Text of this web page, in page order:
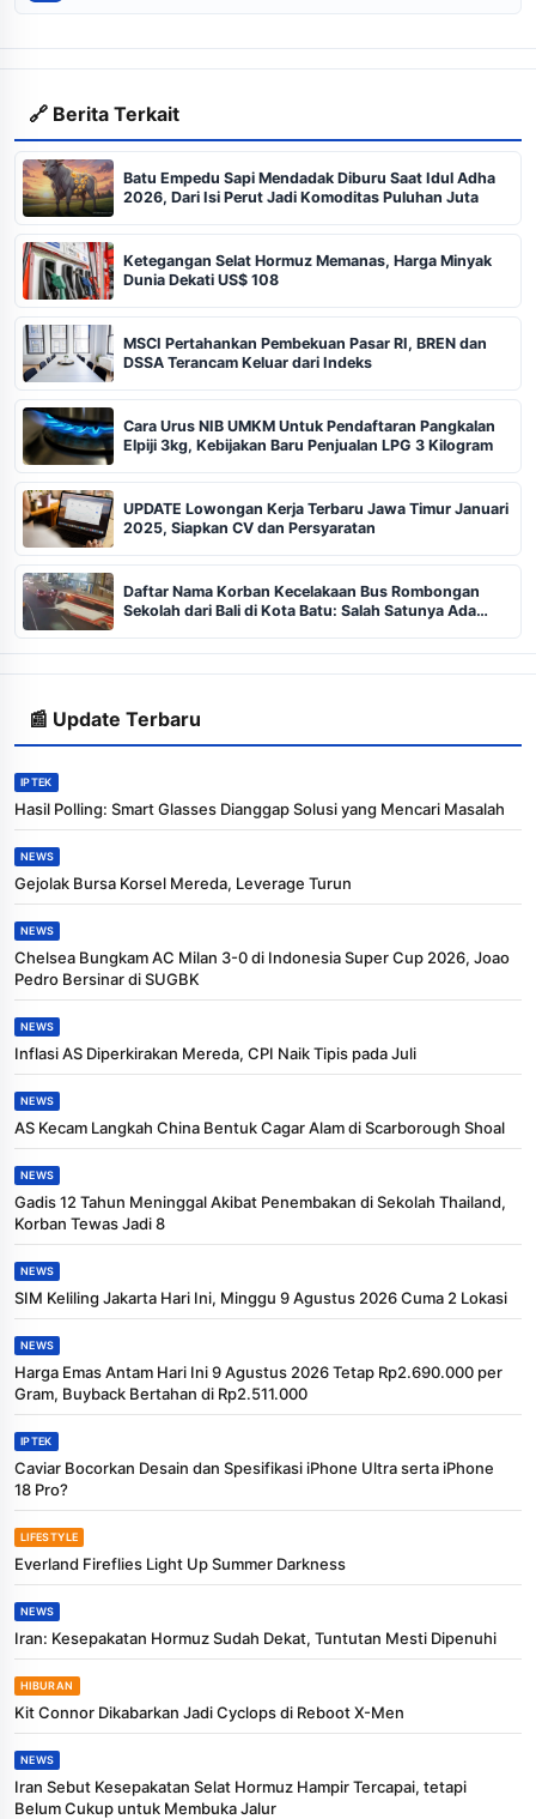
🔗 Berita Terkait
Batu Empedu Sapi Mendadak Diburu Saat Idul Adha
2026, Dari Isi Perut Jadi Komoditas Puluhan Juta
Ketegangan Selat Hormuz Memanas, Harga Minyak
Dunia Dekati US$ 108
MSCI Pertahankan Pembekuan Pasar RI, BREN dan
DSSA Terancam Keluar dari Indeks
Cara Urus NIB UMKM Untuk Pendaftaran Pangkalan
Elpiji 3kg, Kebijakan Baru Penjualan LPG 3 Kilogram
UPDATE Lowongan Kerja Terbaru Jawa Timur Januari
2025, Siapkan CV dan Persyaratan
Daftar Nama Korban Kecelakaan Bus Rombongan
Sekolah dari Bali di Kota Batu: Salah Satunya Ada
📰 Update Terbaru
IPTEK
Hasil Polling: Smart Glasses Dianggap Solusi yang Mencari Masalah
NEWS
Gejolak Bursa Korsel Mereda, Leverage Turun
NEWS
Chelsea Bungkam AC Milan 3-0 di Indonesia Super Cup 2026, Joao
Pedro Bersinar di SUGBK
NEWS
Inflasi AS Diperkirakan Mereda, CPI Naik Tipis pada Juli
NEWS
AS Kecam Langkah China Bentuk Cagar Alam di Scarborough Shoal
NEWS
Gadis 12 Tahun Meninggal Akibat Penembakan di Sekolah Thailand,
Korban Tewas Jadi 8
NEWS
SIM Keliling Jakarta Hari Ini, Minggu 9 Agustus 2026 Cuma 2 Lokasi
NEWS
Harga Emas Antam Hari Ini 9 Agustus 2026 Tetap Rp2.690.000 per
Gram, Buyback Bertahan di Rp2.511.000
IPTEK
Caviar Bocorkan Desain dan Spesifikasi iPhone Ultra serta iPhone
18 Pro?
LIFESTYLE
Everland Fireflies Light Up Summer Darkness
NEWS
Iran: Kesepakatan Hormuz Sudah Dekat, Tuntutan Mesti Dipenuhi
HIBURAN
Kit Connor Dikabarkan Jadi Cyclops di Reboot X-Men
NEWS
Iran Sebut Kesepakatan Selat Hormuz Hampir Tercapai, tetapi
Belum Cukup untuk Membuka Jalur